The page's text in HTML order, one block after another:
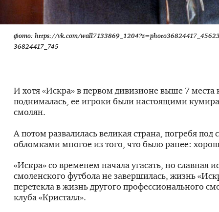
фото: https://vk.com/
36824417_745
И хотя «Искра» в первом дивизионе выше 7 места
поднималась, ее игроки были настоящими
смолян.
А потом развалилась великая страна, погребя под
обломками многое из того, что было ранее:
«Искра» со временем начала угасать, но славная
смоленского футбола не завершилась, жизнь
перетекла в жизнь другого профессионального
клуба «Кристалл».